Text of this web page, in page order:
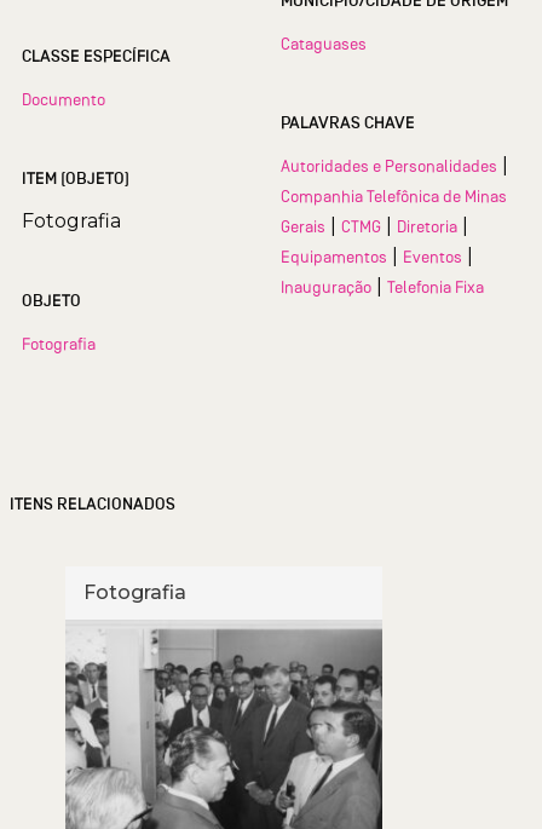
CLASSE ESPECÍFICA
Documento
ITEM (OBJETO)
Fotografia
OBJETO
Fotografia
Cataguases
PALAVRAS CHAVE
Autoridades e Personalidades
Companhia Telefônica de Minas
Gerais
CTMG Diretoria
Equipamentos Eventos
Inauguração Telefonia Fixa
ITENS RELACIONADOS
Fotografia